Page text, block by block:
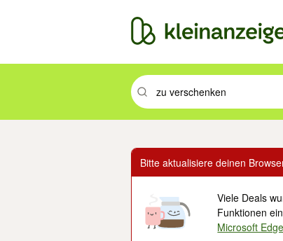
Suchbegriff eingeben.
Bitte aktualisiere deinen
Viele Deals
Funktionen
Microsoft Edge